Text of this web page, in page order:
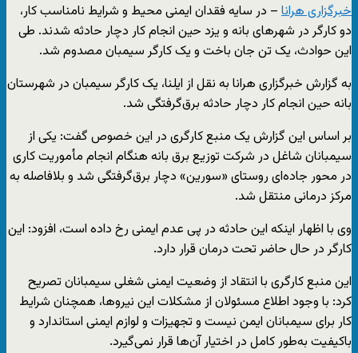
خبرگزاری هرانا – در سایه فقدان ایمنی محیط و شرایط نامناسب کار،
دو کارگر در شهرهای بانه و یزد حین انجام کار دچار حادثه شدند. طی
این حوادث، یک تن جان باخت و یک کارگر سیمبان مصدوم شد.
به گزارش خبرگزاری هرانا به نقل از ایلنا، یک کارگر سیمبان در شهرستان
بانه حین انجام کار دچار حادثه برق‌گرفتگی شد.
بر اساس این گزارش یک منبع کارگری در این خصوص گفت: یکی از
سیمبانان شاغل در شرکت توزیع برق بانه هنگام انجام مأموریت کاری
در محور جاده‌ای روستای «سورین» دچار برق‌گرفتگی شد و بلافاصله به
مرکز درمانی منتقل شد.
وی با اظهار اینکه این حادثه در پی عدم ایمنی رخ داده است، افزود: این
کارگر در حال حاضر تحت درمان قرار دارد.
این منبع کارگری با انتقاد از وضعیت ایمنی شغلی سیمبانان تصریح
کرد: با وجود اطلاع مسئولان از مشکلات این نیروها، همچنان شرایط
کار برای سیمبانان ایمن نیست و تجهیزات و لوازم ایمنی استاندارد و
باکیفیت به‌طور کامل در اختیار آن‌ها قرار نمی‌گیرد.